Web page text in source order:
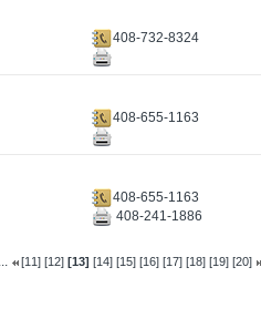
408-732-8324
408-655-1163
408-655-1163
408-241-1886
... [11] [12] [13] [14] [15] [16] [17] [18] [19] [20]